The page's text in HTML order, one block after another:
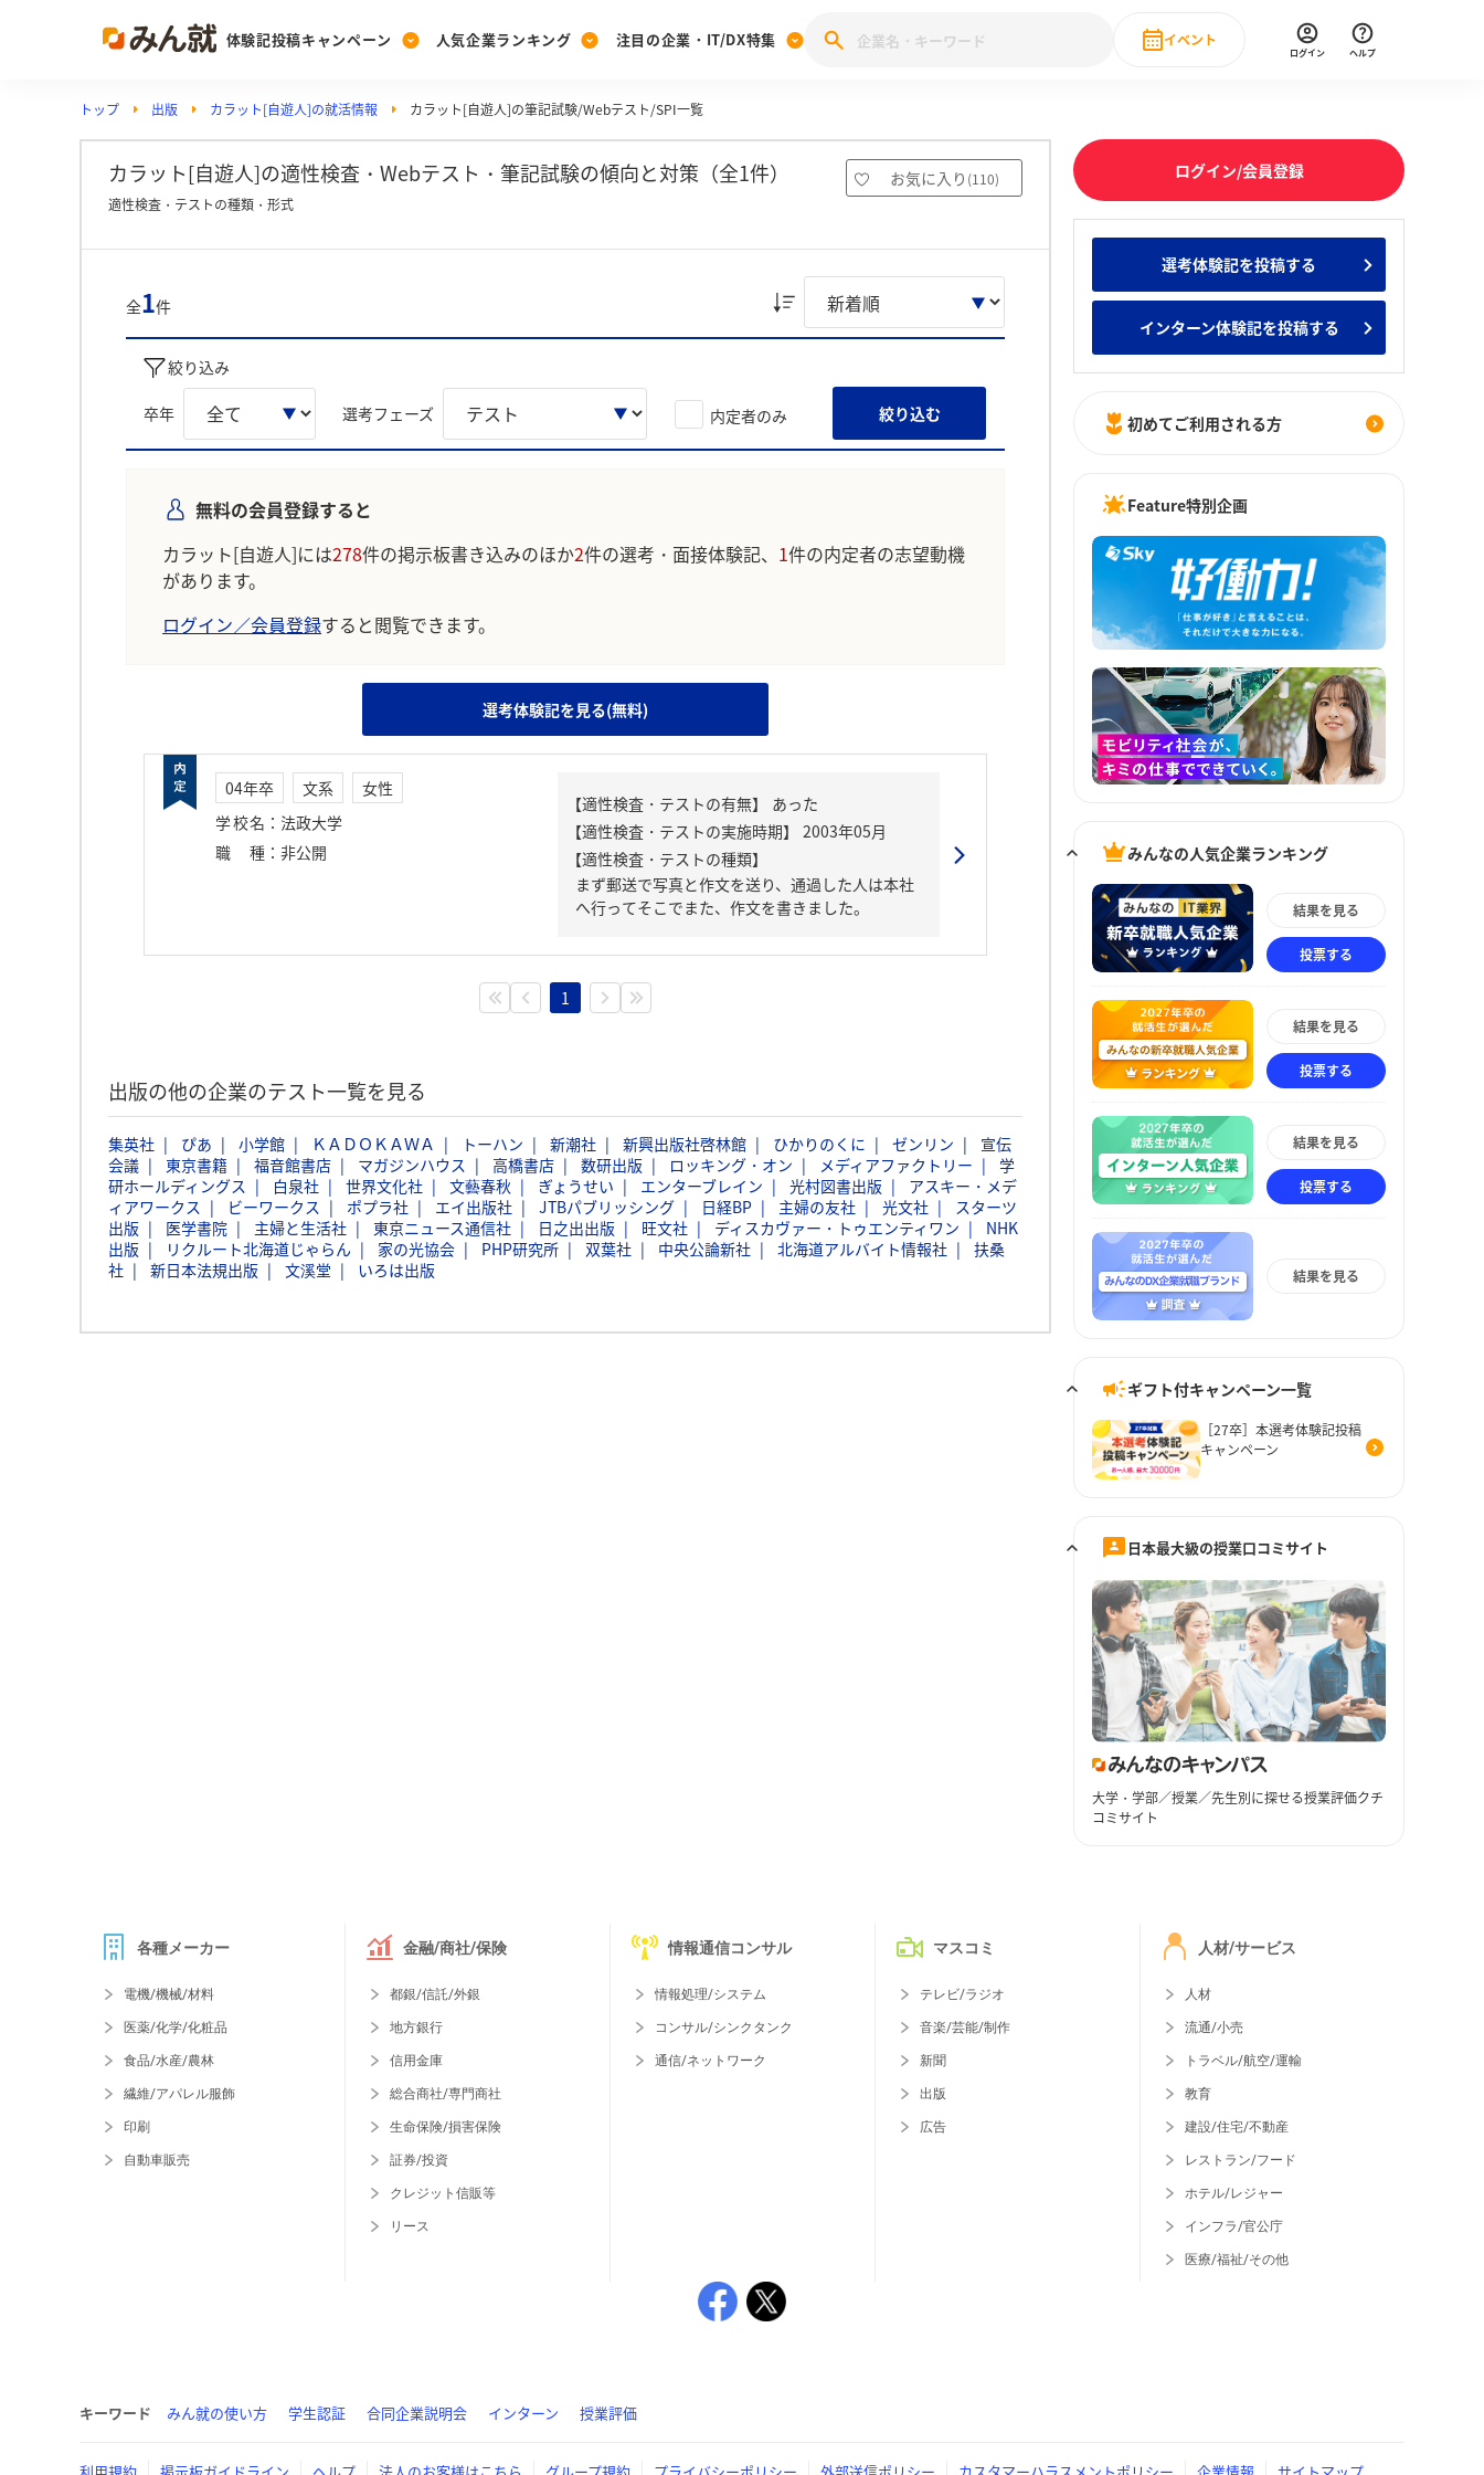
体験記投稿キャンペーン
Post
投稿する
[27卒] 本選考体験記投稿キャンペーン
人気企業ランキング
Ranking
ランキングを見る
みんなのDX企業就職ブランド調査
Vote みんなの新卒就職人気企業ランキング みんなのインターン人気企業ランキ
注目の企業・IT/DX特集
PickUp
注目の企業特集
注目の企業特集
28卒 IT・DX現場社員インタビュー
イベント
直近のイベント一覧
ログイン ヘルプ
トップ 出版 カラット[自遊人]の就活情報 カラット[自遊人]の筆記試験/Webテスト/SPI一覧
カラット[自遊人]の適性検査・Webテスト・筆記試験の傾向と対策（全1件） お気に入り (110)
適性検査・テストの種類・形式
全1件
絞り込み
卒年 選考フェーズ 内定者のみ 絞り込む
無料の会員登録すると
カラット[自遊人]には278件の掲示板書き込みのほか2件の選考・面接体験記、 1件の内定者の志望動機
があります。
ログイン／会員登録すると閲覧できます。
選考体験記を見る(無料)
04年卒 文系
女性
学校名 ： 法政大学
職種 ： 非公開
【適性検査・テストの種類】
まず郵送で写真と作文を送り、通過した人は本社
へ行ってそこでまた、作文を書きました。
1
出版の他の企業のテスト一覧を見る
集英社 ぴあ 小学館 ＫＡＤＯＫＡＷＡ トーハン 新潮社 新興出版社啓林館 ひかりのくに ゼンリン
宣伝
会議
東京書籍 福音館書店 マガジンハウス 高橋書店 数研出版 ロッキング・オン メディアファクトリー
学
研ホールディングス
白泉社 世界文化社 文藝春秋 ぎょうせい エンターブレイン 光村図書出版
アスキー・メデ
ィアワークス
ビーワークス ポプラ社 エイ出版社 JTBパブリッシング 日経BP 主婦の友社 光文社
スターツ
出版
医学書院 主婦と生活社 東京ニュース通信社 日之出出版 旺文社 ディスカヴァー・トゥエンティワン
NHK
出版
リクルート北海道じゃらん 家の光協会 PHP研究所 双葉社 中央公論新社 北海道アルバイト情報社
扶桑
社
新日本法規出版 文溪堂 いろは出版
ログイン/会員登録
選考体験記を投稿する
インターン体験記を投稿する
初めてご利用される方
Feature特別企画
みんなの人気企業ランキング
結果を見る
投票する
結果を見る
投票する
結果を見る
投票する
結果を見る
ギフト付キャンペーン一覧
［27卒］本選考体験記投稿
キャンペーン
日本最大級の授業口コミサイト
大学・学部／授業／先生別に探せる授業評価クチ
コミサイト
各種メーカー
電機/機械/材料
医薬/化学/化粧品
食品/水産/農林
繊維/アパレル服飾
印刷
自動車販売
金融/商社/保険
都銀/信託/外銀
地方銀行
信用金庫
総合商社/専門商社
生命保険/損害保険
証券/投資
クレジット信販等
リース
情報通信コンサル
情報処理/システム
コンサル/シンクタンク
通信/ネットワーク
マスコミ
テレビ/ラジオ
音楽/芸能/制作
新聞
出版
広告
人材/サービス
人材
流通/小売
トラベル/航空/運輸
教育
建設/住宅/不動産
レストラン/フード
ホテル/レジャー
インフラ/官公庁
医療/福祉/その他
キーワード みん就の使い方 学生認証 合同企業説明会 インターン 授業評価